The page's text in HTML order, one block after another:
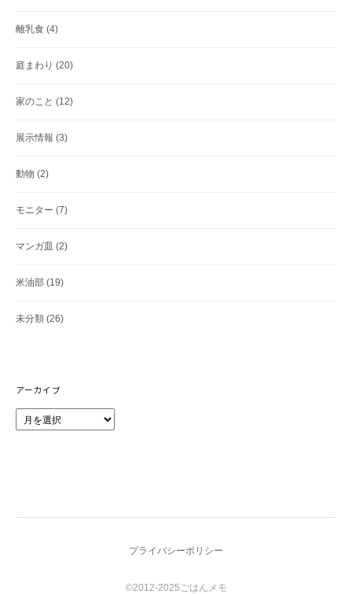
離乳食 (4)
庭まわり (20)
家のこと (12)
展示情報 (3)
動物 (2)
モニター (7)
マンガ皿 (2)
米油部 (19)
未分類 (26)
アーカイブ
ー
プライバシーポリシー
©2012-2025ごはんメモ